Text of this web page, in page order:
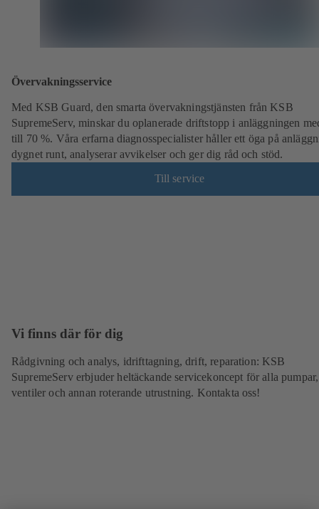
Övervakningsservice
Med KSB Guard, den smarta övervakningstjänsten från KSB
SupremeServ, minskar du oplanerade driftstopp i anläggningen
till 70 %. Våra erfarna diagnosspecialister håller ett öga på
dygnet runt, analyserar avvikelser och ger dig råd och stöd.
Till service
Vi finns där för dig
Rådgivning och analys, idrifttagning, drift, reparation: KSB
SupremeServ erbjuder heltäckande servicekoncept för alla pumpar,
ventiler och annan roterande utrustning. Kontakta oss!